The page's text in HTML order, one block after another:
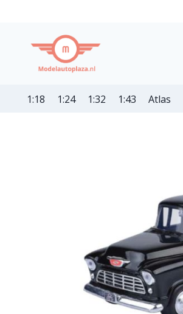
1:18 1:24 1:32 1:43 Atlas